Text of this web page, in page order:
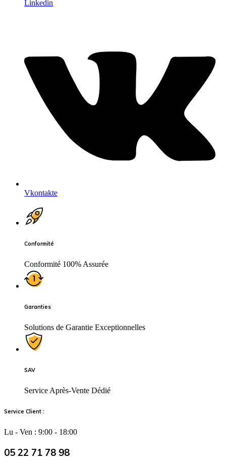
Linkedin
Vkontakte
Conformité
Conformité 100% Assurée
Garanties
Solutions de Garantie Exceptionnelles
SAV
Service Après-Vente Dédié
Service Client :
Lu - Ven : 9:00 - 18:00
05 22 71 78 98